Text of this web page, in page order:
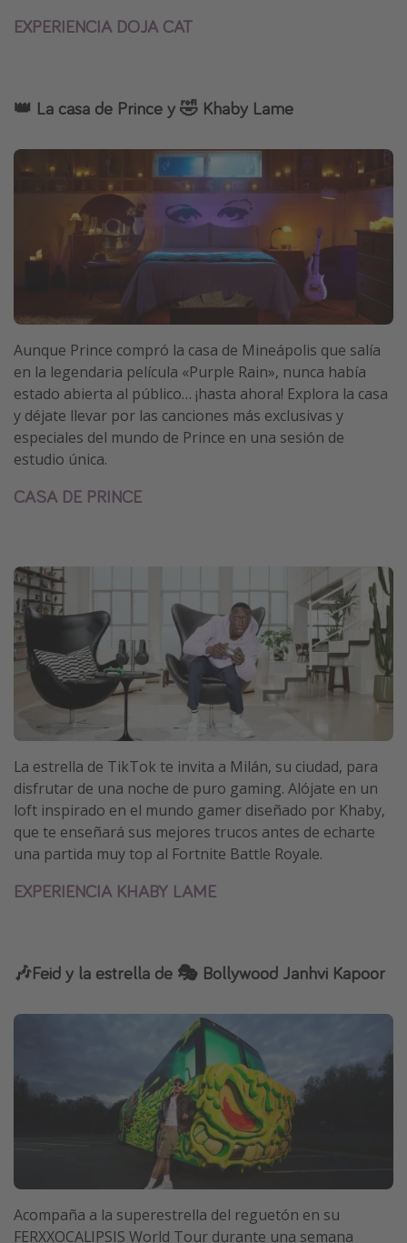
EXPERIENCIA DOJA CAT
👑 La casa de Prince y 🤣 Khaby Lame
Aunque Prince compró la casa de Mineápolis que salía
en la legendaria película «Purple Rain», nunca había
estado abierta al público… ¡hasta ahora! Explora la casa
y déjate llevar por las canciones más exclusivas y
especiales del mundo de Prince en una sesión de
estudio única.
CASA DE PRINCE
La estrella de TikTok te invita a Milán, su ciudad, para
disfrutar de una noche de puro gaming. Alójate en un
loft inspirado en el mundo gamer diseñado por Khaby,
que te enseñará sus mejores trucos antes de echarte
una partida muy top al Fortnite Battle Royale.
EXPERIENCIA KHABY LAME
🎶Feid y la estrella de 🎭 Bollywood Janhvi Kapoor
Acompaña a la superestrella del reguetón en su
FERXXOCALIPSIS World Tour durante una semana